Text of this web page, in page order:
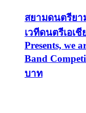
สยามดนตรียา
เวทีดนตรีเอเชี
Presents, we
Band
บาท